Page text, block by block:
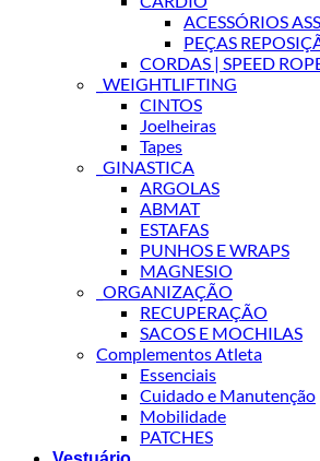
ACESSÓRIOS
PEÇAS
CORDAS | SPEED
_WEIGHTLIFTING
CINTOS
Joelheiras
Tapes
_GINASTICA
ARGOLAS
ABMAT
ESTAFAS
PUNHOS E WRAPS
MAGNESIO
_ORGANIZAÇÃO
RECUPERAÇÃO
SACOS E MOCHILAS
Complementos Atleta
Essenciais
Cuidado e Manutenção
Mobilidade
PATCHES